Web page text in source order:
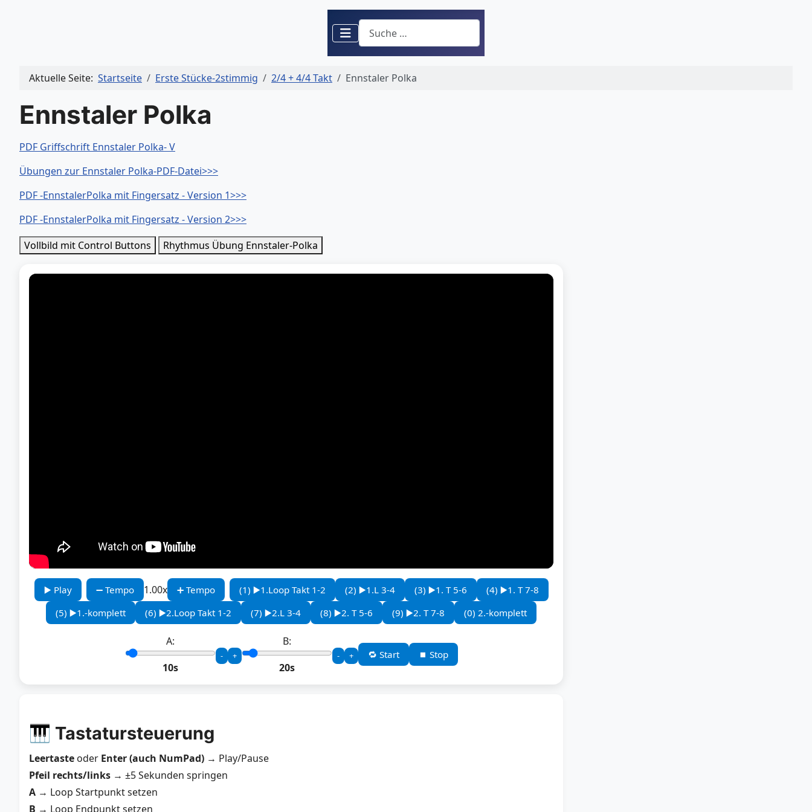
Suchen
Aktuelle Seite: Startseite Erste Stücke-2stimmig 2/4 + 4/4 Takt Ennstaler Polka
Ennstaler Polka
PDF Griffschrift Ennstaler Polka- V
Übungen zur Ennstaler Polka-PDF-Datei>>>
PDF -EnnstalerPolka mit Fingersatz - Version 1>>>
PDF -EnnstalerPolka mit Fingersatz - Version 2>>>
Vollbild mit Control Buttons
Rhythmus Übung Ennstaler-Polka
▶️ Play ➖ Tempo 1.00x ➕ Tempo (1) ▶️1.Loop Takt 1-2 (2) ▶️1.L 3-4 (3) ▶️1. T 5-6
(4) ▶️1. T 7-8
(5) ▶️1.-komplett
(6) ▶️2.Loop Takt 1-2 (7) ▶️2.L 3-4 (8) ▶️2. T 5-6 (9) ▶️2. T 7-8 (0) 2.-komplett
A:
10s
- +
B:
20s
- + 🔁 Start ⏹️ Stop
🎹 Tastatursteuerung
Leertaste oder Enter (auch NumPad) → Play/Pause
Pfeil rechts/links → ±5 Sekunden springen
A → Loop Startpunkt setzen
B → Loop Endpunkt setzen